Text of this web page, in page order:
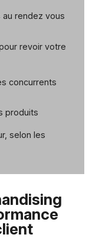
rendez vous
revoir votre
concurrents
produits
selon les